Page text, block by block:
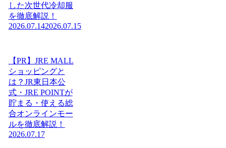
した次世代冷却服
を徹底解説！
2026.07.142026.07.15
【PR】JRE MALL
ショッピングと
は？JR東日本公
式・JRE POINTが
貯まる・使える総
合オンラインモー
ルを徹底解説！
2026.07.17